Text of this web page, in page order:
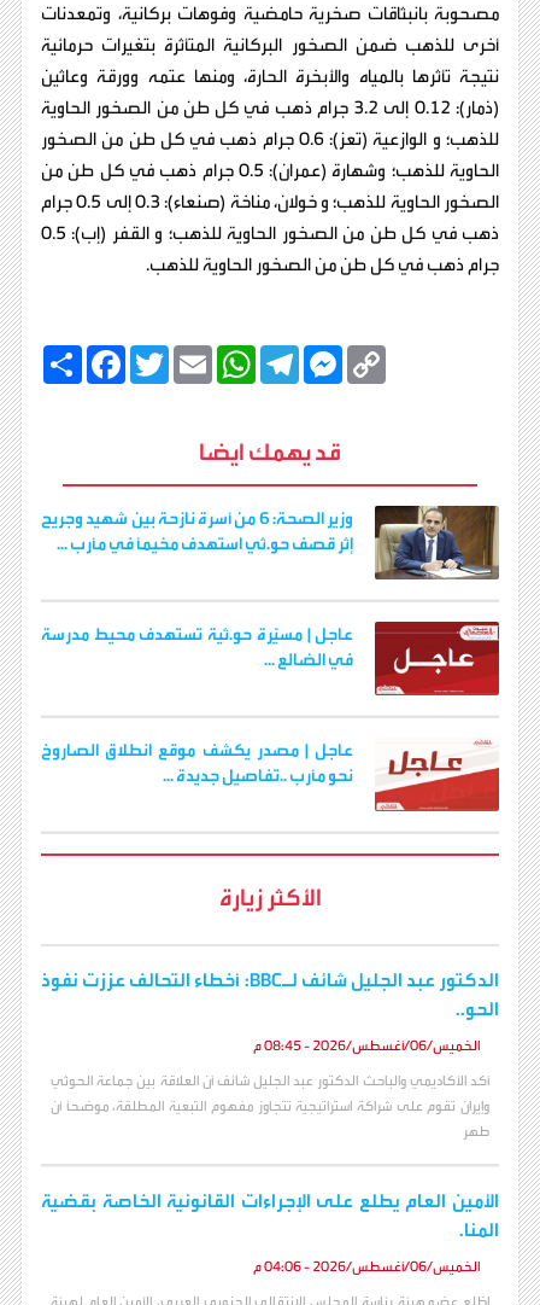
مصحوبة بانبثاقات صخرية حامضية وفوهات بركانية، وتمعدنات
أخرى للذهب ضمن الصخور البركانية المتأثرة بتغيرات حرمائية
نتيجة تأثرها بالمياه والأبخرة الحارة، ومنها عتمه وورقة وعاثين
(ذمار): 0.12 إلى 3.2 جرام ذهب في كل طن من الصخور الحاوية
للذهب؛ و الوازعية (تعز): 0.6 جرام ذهب في كل طن من الصخور
الحاوية للذهب؛ وشهارة (عمران): 0.5 جرام ذهب في كل طن من
الصخور الحاوية للذهب؛ و خولان، مناخة (صنعاء): 0.3 إلى 0.5 جرام
ذهب في كل طن من الصخور الحاوية للذهب؛ و القفر (إب): 0.5
جرام ذهب في كل طن من الصخور الحاوية للذهب.
ا
F
a
k
T
w
E
m
W
h
A
p
T
e
r
m
M
e
n
e
r
C
k
قد يهمك ايضا
وزير الصحة: 6 من أسرة نازحة بين شهيد وجريح
إثر قصف حو.ثي استهدف مخيمًا في مأرب ...
عاجل | مسيّرة حو.ثية تستهدف محيط مدرسة
في الضالع ...
عاجل | مصدر يكشف موقع انطلاق الصاروخ
نحو مأرب ..تفاصيل جديدة ...
الأكثر زيارة
الدكتور عبد الجليل شائف لـBBC: أخطاء التحالف عززت نفوذ
الحو..
الخميس/06/أغسطس/2026 - 08:45 م
أكد الأكاديمي والباحث الدكتور عبد الجليل شائف أن العلاقة بين جماعة الحوثي
وإيران تقوم على شراكة استراتيجية تتجاوز مفهوم التبعية المطلقة، موضحاً أن
طهر
الأمين العام يطلع على الإجراءات القانونية الخاصة بقضية
المنا.
الخميس/06/أغسطس/2026 - 04:06 م